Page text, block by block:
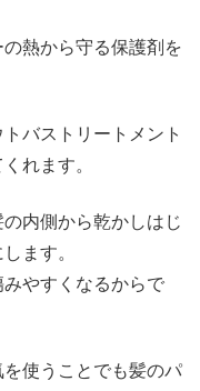
熱から守る保護剤を
バストリートメント
れます。
内側から乾かしはじ
ます。
やすくなるからで
使うことでも髪のパ